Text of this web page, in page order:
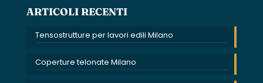
ARTICOLI RECENTI
Tensostrutture per lavori edili Milano
Coperture telonate Milano